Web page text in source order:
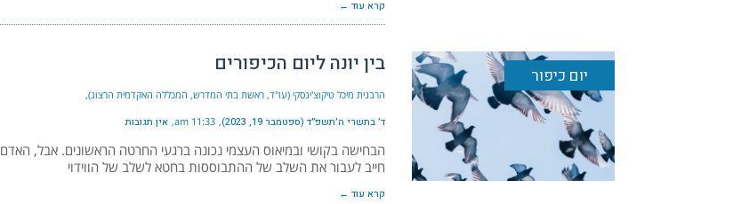
קרא עוד ←
יום כיפור בין יונה ליום הכיפורים
הרבנית מיכל טיקוצ'ינסקי (עו"ד, ראשת בתי המדרש, המכללה האקדמית הרצוג)
ד׳ בתשרי ה׳תשפ״ד (ספטמבר 19, 2023) 11:33 am אין תגובות
הבחישה בקושי ובמיאוס העצמי נכונה ברגעי החרטה הראשונים. אבל, האדם
חייב לעבור את השלב של ההתבוססות בחטא לשלב של הווידוי
קרא עוד ←